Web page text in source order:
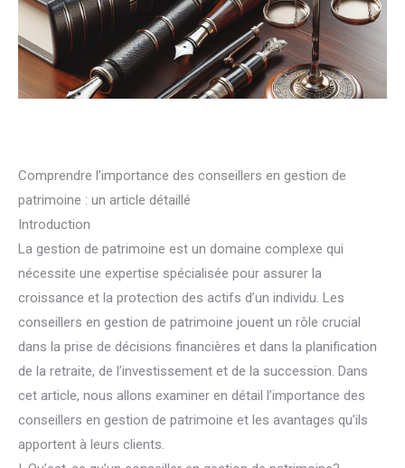
Comprendre l’importance des conseillers en gestion de
patrimoine : un article détaillé
Introduction
La gestion de patrimoine est un domaine complexe qui
nécessite une expertise spécialisée pour assurer la
croissance et la protection des actifs d’un individu. Les
conseillers en gestion de patrimoine jouent un rôle crucial
dans la prise de décisions financières et dans la planification
de la retraite, de l’investissement et de la succession. Dans
cet article, nous allons examiner en détail l’importance des
conseillers en gestion de patrimoine et les avantages qu’ils
apportent à leurs clients.